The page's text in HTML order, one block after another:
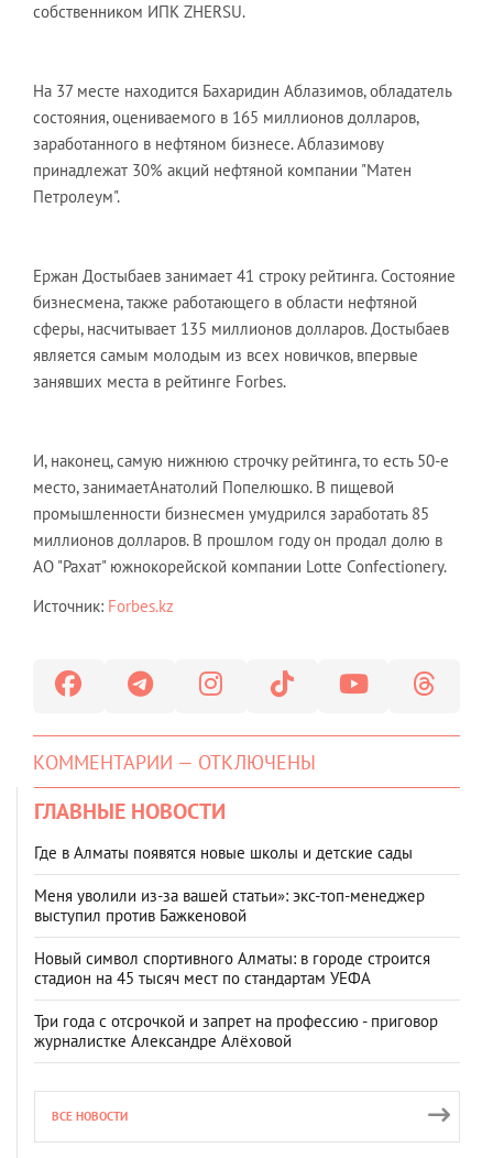
собственником ИПК ZHERSU.
На 37 месте находится Бахаридин Аблазимов, обладатель
состояния, оцениваемого в 165 миллионов долларов,
заработанного в нефтяном бизнесе. Аблазимову
принадлежат 30% акций нефтяной компании "Матен
Петролеум".
Ержан Достыбаев занимает 41 строку рейтинга. Состояние
бизнесмена, также работающего в области нефтяной
сферы, насчитывает 135 миллионов долларов. Достыбаев
является самым молодым из всех новичков, впервые
занявших места в рейтинге Forbes.
И, наконец, самую нижнюю строчку рейтинга, то есть 50-е
место, занимаетАнатолий Попелюшко. В пищевой
промышленности бизнесмен умудрился заработать 85
миллионов долларов. В прошлом году он продал долю в
АО "Рахат" южнокорейской компании Lotte Confectionery.
Источник: Forbes.kz
КОММЕНТАРИИ — ОТКЛЮЧЕНЫ
ГЛАВНЫЕ НОВОСТИ
Где в Алматы появятся новые школы и детские сады
Меня уволили из-за вашей статьи»: экс-топ-менеджер
выступил против Бажкеновой
Новый символ спортивного Алматы: в городе строится
стадион на 45 тысяч мест по стандартам УЕФА
Три года с отсрочкой и запрет на профессию - приговор
журналистке Александре Алёховой
ВСЕ НОВОСТИ